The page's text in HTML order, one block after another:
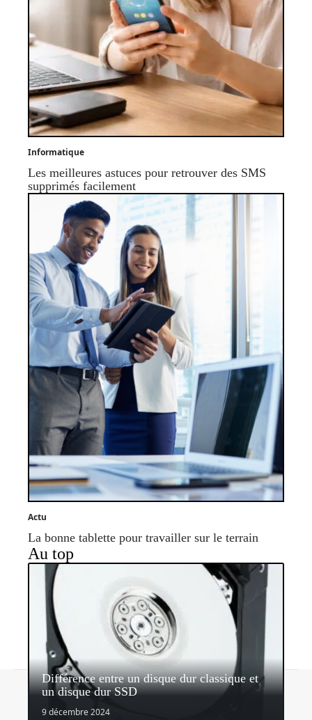
Informatique
Les meilleures astuces pour retrouver des SMS
supprimés facilement
Actu
La bonne tablette pour travailler sur le terrain
Au top
Différence entre un disque dur classique et
un disque dur SSD
9 décembre 2024© 2026 | mobiles-infos.com
Contact Mentions légales Sitemap